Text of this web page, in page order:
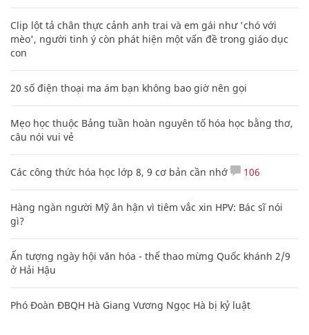
Clip lột tả chân thực cảnh anh trai và em gái như 'chó với
mèo', người tinh ý còn phát hiện một vấn đề trong giáo dục
con
20 số điện thoại ma ám bạn không bao giờ nên gọi
Mẹo học thuộc Bảng tuần hoàn nguyên tố hóa học bằng thơ,
câu nói vui vẻ
Các công thức hóa học lớp 8, 9 cơ bản cần nhớ 106
Hàng ngàn người Mỹ ân hận vì tiêm vắc xin HPV: Bác sĩ nói
gì?
Ấn tượng ngày hội văn hóa - thể thao mừng Quốc khánh 2/9
ở Hải Hậu
Phó Đoàn ĐBQH Hà Giang Vương Ngọc Hà bị kỷ luật